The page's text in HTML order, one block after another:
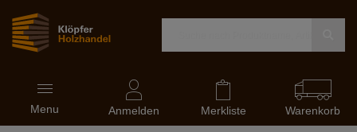
Navigation
ein-
und
Menu Anmelden Merkliste Warenkorb